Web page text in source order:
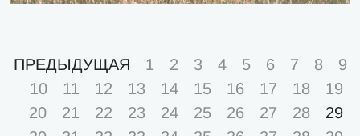
ПРЕДЫДУЩАЯ 1 2 3 4 5 6 7 8
9
10
11 12 13 14 15 16 17 18
19
20
21 22 23 24 25 26 27 28
29